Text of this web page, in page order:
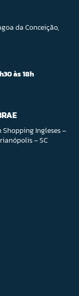
da Conceição,
às 18h
Shopping Ingleses –
– SC